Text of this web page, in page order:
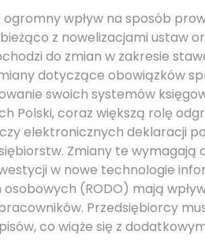
wpływ na sposób
z nowelizacjami ustaw
do zmian w zakresie
dotyczące obowiązków
swoich systemów
Polski, coraz większą rolę
elektronicznych deklaracji
Zmiany te wymagają
w nowe technologie
(RODO) mają
Przedsiębiorcy
co wiąże się z